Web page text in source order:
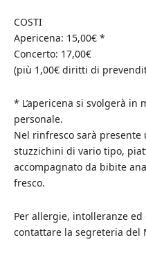
COSTI
Apericena: 15,00€ *
Concerto: 17,00€
(più 1,00€ diritti di
* L’apericena si svolgerà
personale.
Nel rinfresco sarà
stuzzichini di vario tipo,
accompagnato da bibite
fresco.
Per allergie, intolleranze
contattare la segreteria del